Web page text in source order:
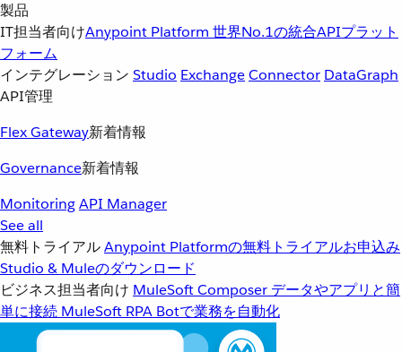
製品
IT担当者向けAnypoint Platform 世界No.1の統合APIプラット
フォーム
インテグレーション Studio ExchangeConnector DataGraph
API管理
Flex Gateway新着情報
Governance新着情報
MonitoringAPI Manager
See all
無料トライアルAnypoint Platformの無料トライアルお申込み
Studio & Muleのダウンロード
ビジネス担当者向け MuleSoft Composer データやアプリと簡
単に接続 MuleSoft RPA Botで業務を自動化